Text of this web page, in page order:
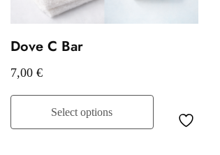
Dove C Bar
7,00 €
Select options